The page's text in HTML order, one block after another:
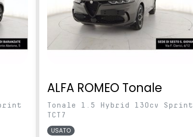
stato di
ALFA ROMEO Tonale
Tonale 1.5 Hybrid 130cv Sprint
TCT7
USATO